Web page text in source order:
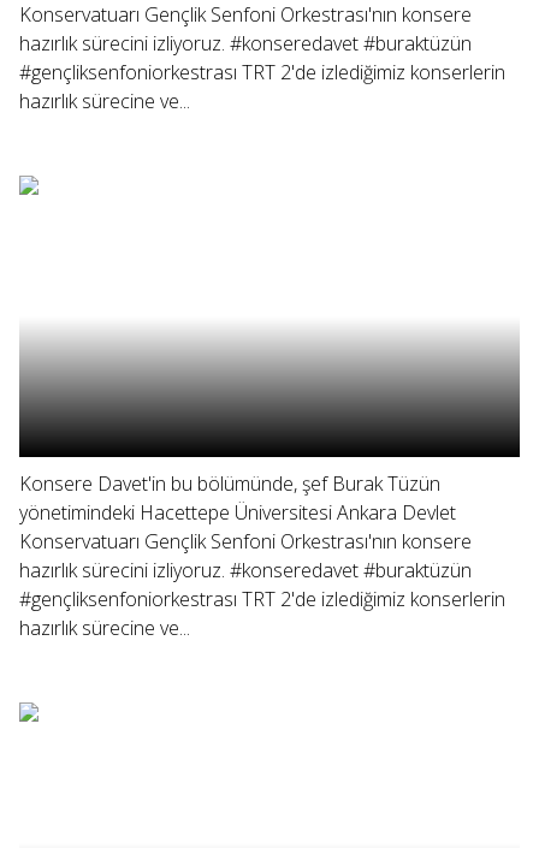
Konservatuarı Gençlik Senfoni Orkestrası'nın konsere
hazırlık sürecini izliyoruz. #konseredavet #buraktüzün
#gençliksenfoniorkestrası TRT 2'de izlediğimiz konserlerin
hazırlık sürecine ve...
Konsere Davet'in bu bölümünde, şef Burak Tüzün
yönetimindeki Hacettepe Üniversitesi Ankara Devlet
Konservatuarı Gençlik Senfoni Orkestrası'nın konsere
hazırlık sürecini izliyoruz. #konseredavet #buraktüzün
#gençliksenfoniorkestrası TRT 2'de izlediğimiz konserlerin
hazırlık sürecine ve...